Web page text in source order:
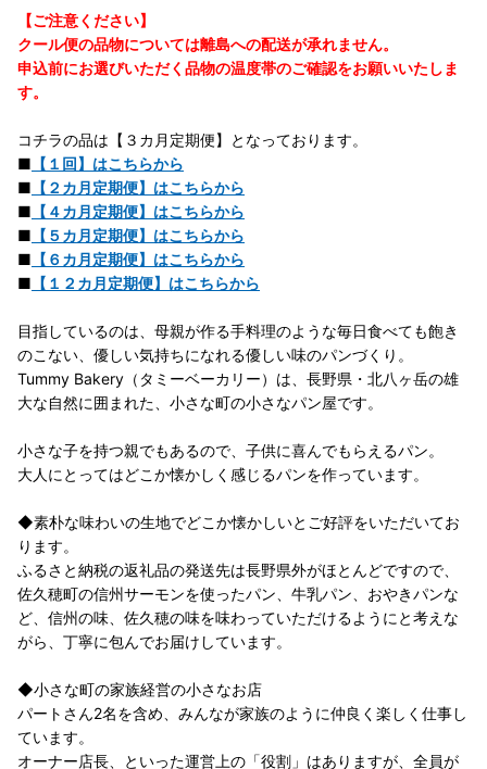
【ご注意ください】
クール便の品物については離島への配送が承れません。
申込前にお選びいただく品物の温度帯のご確認をお願いいたしま
す。
コチラの品は【３カ月定期便】となっております。
■ 【１回】はこちらから
■ 【２カ月定期便】はこちらから
■ 【４カ月定期便】はこちらから
■ 【５カ月定期便】はこちらから
■ 【６カ月定期便】はこちらから
■ 【１２カ月定期便】はこちらから
目指しているのは、母親が作る手料理のような毎日食べても飽き
のこない、優しい気持ちになれる優しい味のパンづくり。
Tummy Bakery（タミーベーカリー）は、長野県・北八ヶ岳の雄
大な自然に囲まれた、小さな町の小さなパン屋です。
小さな子を持つ親でもあるので、子供に喜んでもらえるパン。
大人にとってはどこか懐かしく感じるパンを作っています。
◆素朴な味わいの生地でどこか懐かしいとご好評をいただいてお
ります。
ふるさと納税の返礼品の発送先は長野県外がほとんどですので、
佐久穂町の信州サーモンを使ったパン、牛乳パン、おやきパンな
ど、信州の味、佐久穂の味を味わっていただけるようにと考えな
がら、丁寧に包んでお届けしています。
◆小さな町の家族経営の小さなお店
パートさん2名を含め、みんなが家族のように仲良く楽しく仕事し
ています。
オーナー店長、といった運営上の「役割」はありますが、全員が